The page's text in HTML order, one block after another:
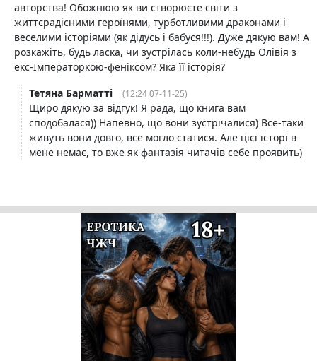
авторства! Обожнюю як ви створюєте світи з
життєрадісними героїнями, турботливими драконами і
веселими історіями (як дідусь і бабуся!!!). Дуже дякую вам! А
розкажіть, будь ласка, чи зустрілась коли-небудь Олівія з
екс-Імператоркою-феніксом? Яка її історія?
Тетяна Барматті
(12:24 07-11-25)
Щиро дякую за відгук! Я рада, що книга вам
сподобалася)) Напевно, що вони зустрічалися) Все-таки
живуть вони довго, все могло статися. Але цієї історї в
мене немає, то вже як фантазія читачів себе проявить)